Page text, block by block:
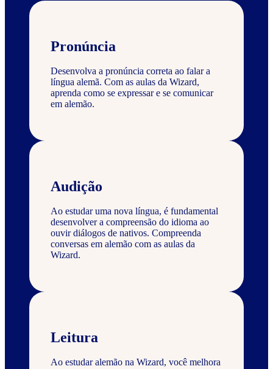
Pronúncia
Desenvolva a pronúncia correta ao falar a
língua alemã. Com as aulas da Wizard,
aprenda como se expressar e se comunicar
em alemão.
Audição
Ao estudar uma nova língua, é fundamental
desenvolver a compreensão do idioma ao
ouvir diálogos de nativos. Compreenda
conversas em alemão com as aulas da
Wizard.
Leitura
Ao estudar alemão na Wizard, você melhora